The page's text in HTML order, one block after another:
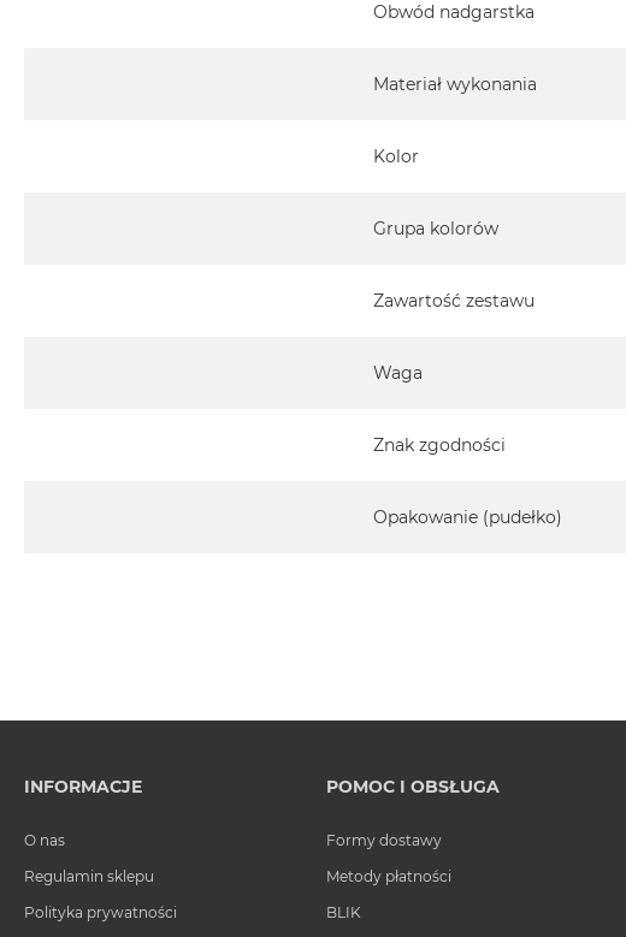
Obwód nadgarstka
Materiał wykonania
Kolor
Grupa kolorów
Zawartość zestawu
Waga
Znak zgodności
Opakowanie (pudełko)
INFORMACJE
O nas
Regulamin sklepu
Polityka prywatności
POMOC I OBSŁUGA
Formy dostawy
Metody płatności
BLIK